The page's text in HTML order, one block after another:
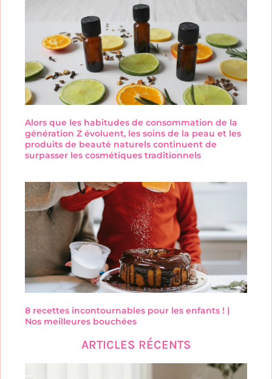
Alors que les habitudes de consommation de la
génération Z évoluent, les soins de la peau et les
produits de beauté naturels continuent de
surpasser les cosmétiques traditionnels
8 recettes incontournables pour les enfants ! |
Nos meilleures bouchées
ARTICLES RÉCENTS